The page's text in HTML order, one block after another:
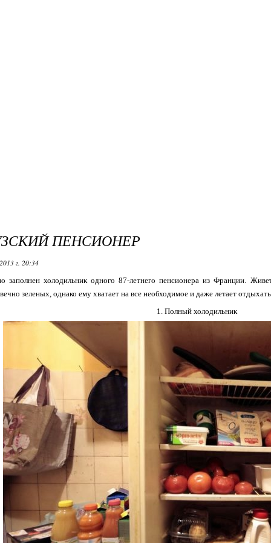
ПЕНСИОНЕР
г. 20:34
холодильник одного 87-летнего пенсионера из Франции.
зеленых, однако ему хватает на все необходимое и даже летает
1. Полный холодильник